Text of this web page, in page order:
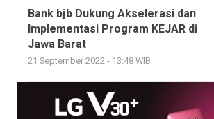
Bank bjb Dukung Akselerasi dan
Implementasi Program KEJAR di
Jawa Barat
21 September 2022 - 13:48 WIB